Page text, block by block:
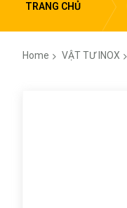
TRANG CHỦ
Home VẬT TƯ INOX